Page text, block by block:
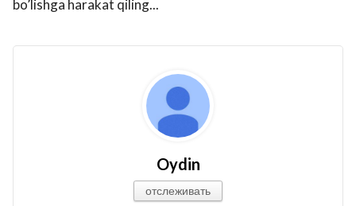
bo’lishga harakat qiling...
Oydin
отслеживать